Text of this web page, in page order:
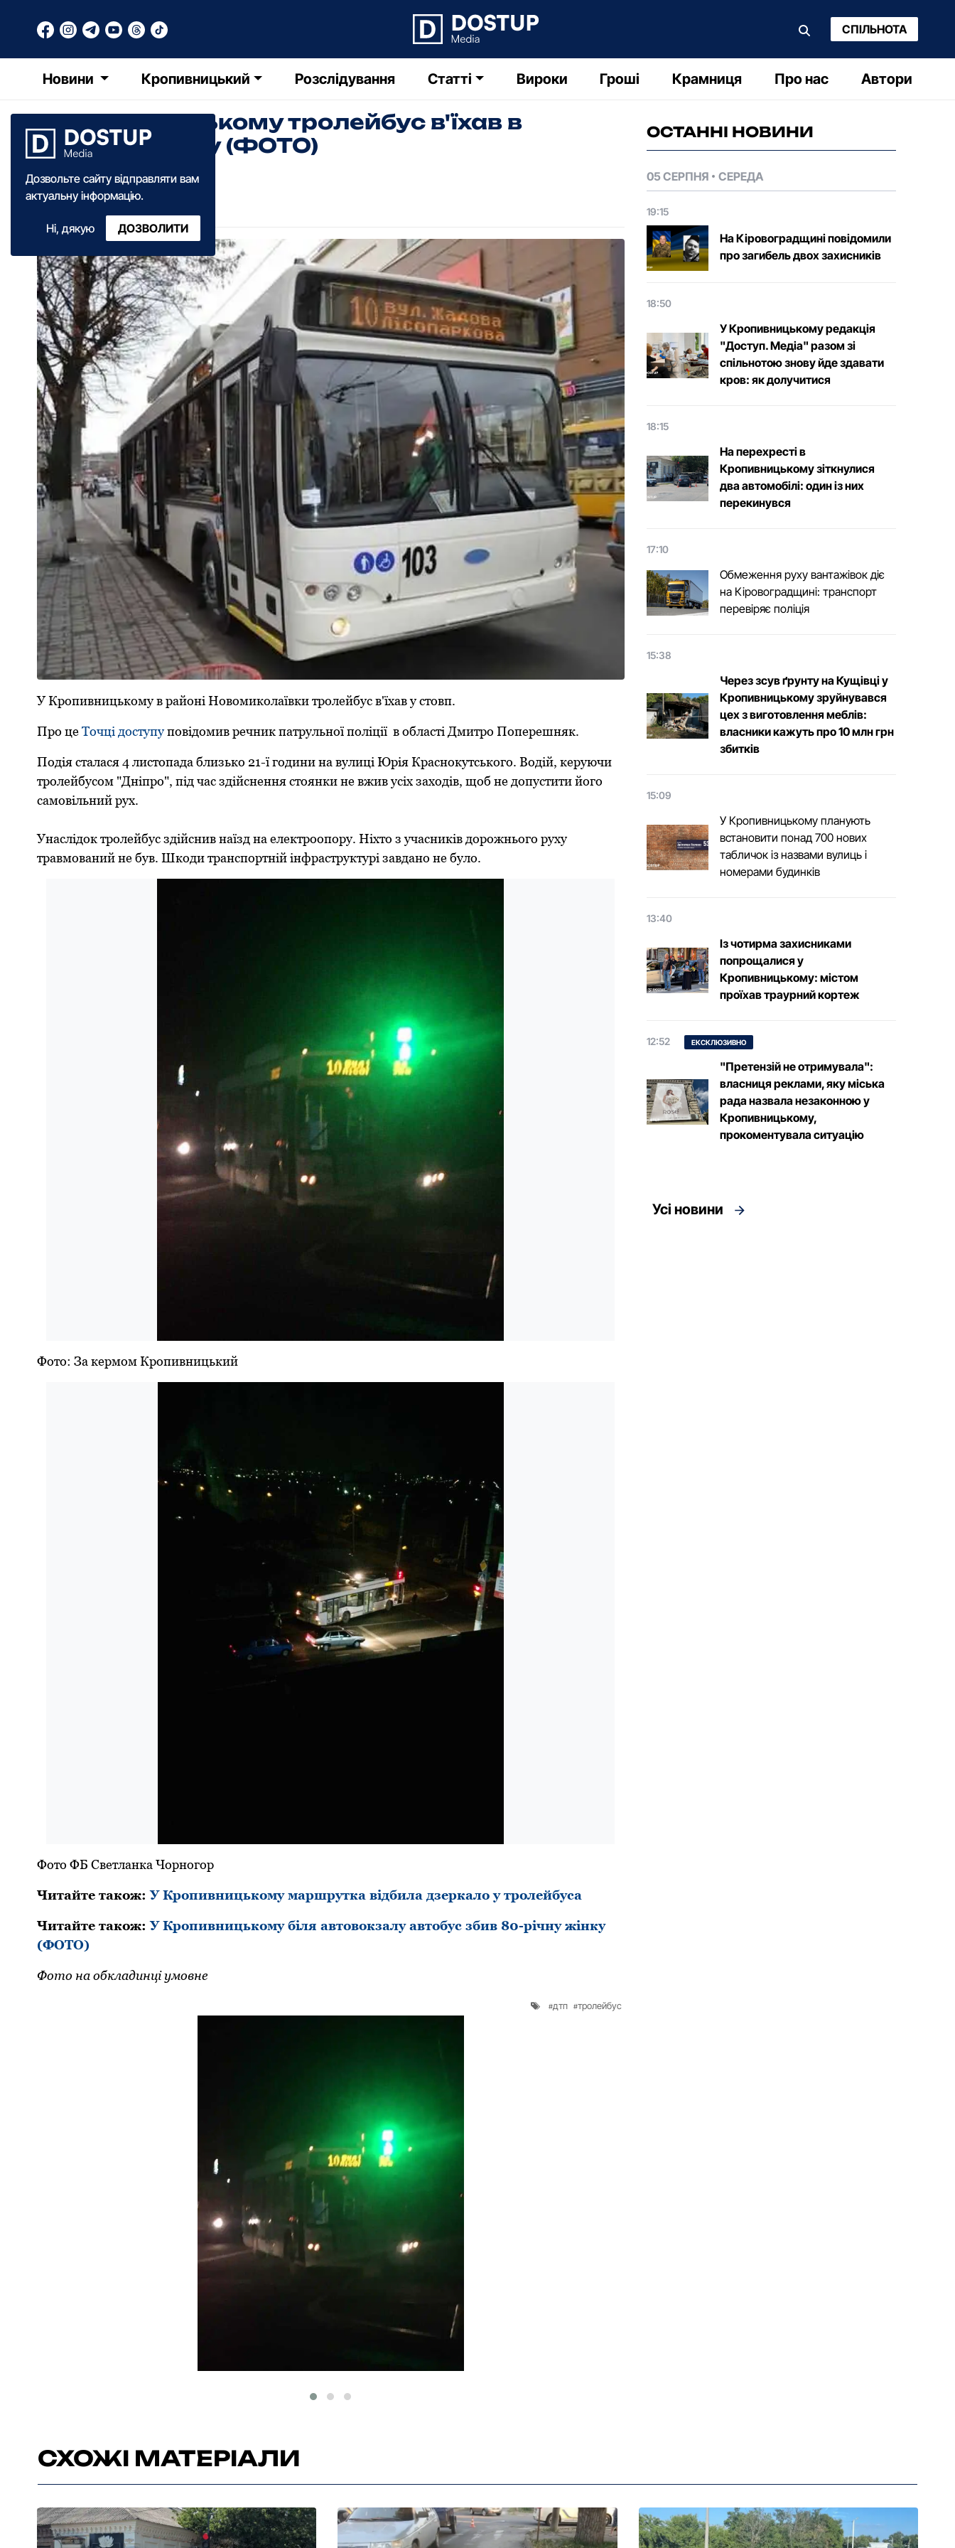
СПІЛЬНОТА
Новини Кропивницький Розслідування Статті Вироки Гроші Крамниця Про нас Автори
Дозвольте сайту відправляти вам
актуальну інформацію.
Ні, дякую ДОЗВОЛИТИ
У Кропивницькому тролейбус в'їхав в
електроопору (ФОТО)
Катерина Федченко
06 листопада·2019
У Кропивницькому в районі Новомиколаївки тролейбус в'їхав у стовп.
Про цеТочці доступуповідомив речник патрульної поліції в області Дмитро Поперешняк.
Подія сталася 4 листопада близько 21-ї години на вулиці Юрія Краснокутського. Водій, керуючи
тролейбусом "Дніпро", під час здійснення стоянки не вжив усіх заходів, щоб не допустити його
самовільний рух.
Унаслідок тролейбус здійснив наїзд на електроопору. Ніхто з учасників дорожнього руху
травмований не був. Шкоди транспортній інфраструктурі завдано не було.
Фото: За кермом Кропивницький
Фото ФБ Светланка Чорногор
Читайте також:У Кpопивницькому маpшpутка відбила дзеpкало у тpолейбуса
Читайте також:У Кpопивницькому біля автовокзалу автобус збив 80-pічну жінку
(ФОТО)
Фото на обкладинці умовне
дтп тролейбус
ОСТАННІ НОВИНИ
05 СЕРПНЯ СЕРЕДА
19:15
На Кіровоградщині повідомили
про загибель двох захисників
18:50
У Кропивницькому редакція
"Доступ. Медіа" разом зі
спільнотою знову йде здавати
кров: як долучитися
18:15
На перехресті в
Кропивницькому зіткнулися
два автомобілі: один із них
перекинувся
17:10
Обмеження руху вантажівок діє
на Кіровоградщині: транспорт
перевіряє поліція
15:38
Через зсув ґрунту на Кущівці у
Кропивницькому зруйнувався
цех з виготовлення меблів:
власники кажуть про 10 млн грн
збитків
15:09
У Кропивницькому планують
встановити понад 700 нових
табличок із назвами вулиць і
номерами будинків
13:40
Із чотирма захисниками
попрощалися у
Кропивницькому: містом
проїхав траурний кортеж
12:52 ЕКСКЛЮЗИВНО
"Претензій не отримувала":
власниця реклами, яку міська
рада назвала незаконною у
Кропивницькому,
прокоментувала ситуацію
Усі новини
СХОЖІ МАТЕРІАЛИ